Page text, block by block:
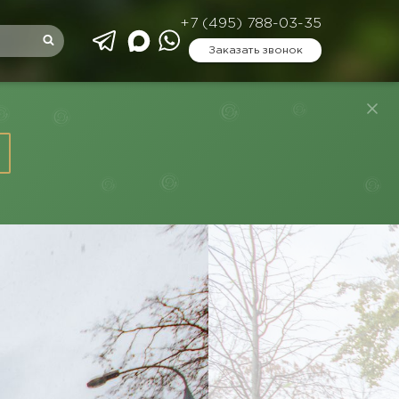
+7 (495) 788-03-35
Заказать звонок